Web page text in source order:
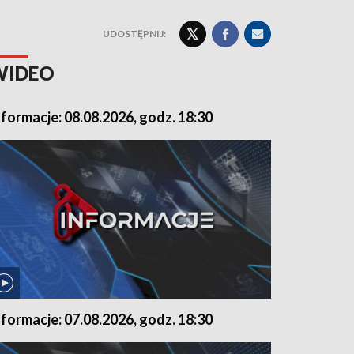
UDOSTĘPNIJ:
08.08.2026, godz. 18:30
07.08.2026, godz. 18:30